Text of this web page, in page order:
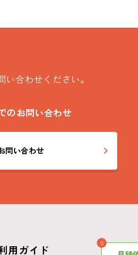
合わせください。
のお問い合わせ
問い合わせ
用ガイド
0